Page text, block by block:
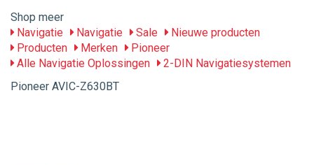
Shop meer
Navigatie
Navigatie Sale
Nieuwe producten
Producten
Merken
Pioneer
Alle Navigatie Oplossingen
2-DIN Navigatiesystemen
Pioneer AVIC-Z630BT